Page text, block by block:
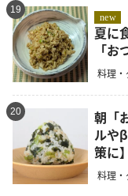
19
new
夏に
「お
料理・
20
朝「
ルや
策に】
料理・